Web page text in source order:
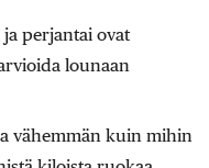
perjantai ovat
lounaan
vähemmän kuin mihin